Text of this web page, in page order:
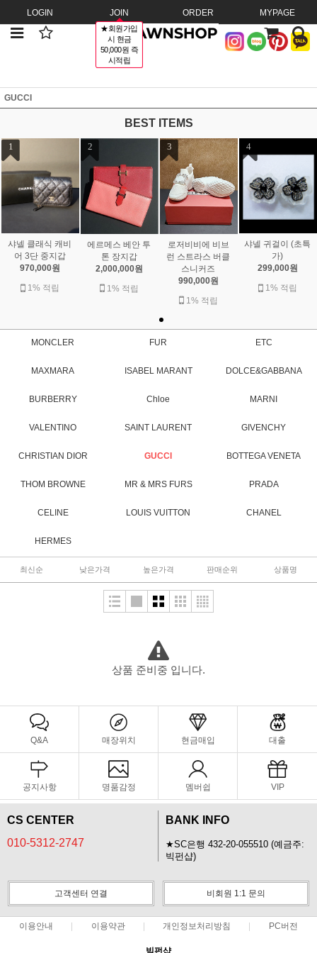
LOGIN JOIN
★회원가입
시 현금
50,000원 즉
시적립
ORDER MYPAGE
GUCCI
BEST ITEMS
1
샤넬 클래식 캐비
어 3단 중지갑
970,000원
1% 적립
2
에르메스 베안 투
톤 장지갑
2,000,000원
1% 적립
3
로저비비에 비브
런 스트라스 버클
스니커즈
990,000원
1% 적립
4
샤넬 귀걸이 (초특
가)
299,000원
1% 적립
MONCLER FUR ETC
MAXMARA ISABEL MARANT DOLCE&GABBANA
BURBERRY Chloe MARNI
VALENTINO SAINT LAURENT GIVENCHY
CHRISTIAN DIOR GUCCI BOTTEGA VENETA
THOM BROWNE MR & MRS FURS PRADA
CELINE LOUIS VUITTON CHANEL
HERMES
최신순 낮은가격 높은가격 판매순위 상품명
상품 준비중 입니다.
Q&A 매장위치 현금매입 대출
공지사항 명품감정 멤버쉽 VIP
CS CENTER
010-5312-2747
BANK INFO
★SC은행 432-20-055510 (예금주:
빅펀샵)
고객센터 연결 비회원 1:1 문의
이용안내 이용약관 개인정보처리방침 PC버전
빅펀샵